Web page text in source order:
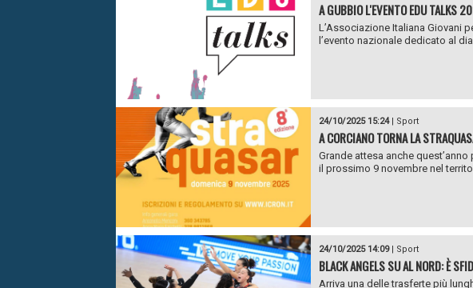
A GUBBIO L'EVENTO EDU TALKS
L’Associazione Italiana Giovani
l’evento nazionale dedicato al
24/10/2025 15:24| Sport
A CORCIANO TORNA LA
Grande attesa anche
il prossimo 9 novembre nel
24/10/2025 14:09| Sport
BLACK ANGELS SU AL NORD: È
Arriva una delle trasferte più